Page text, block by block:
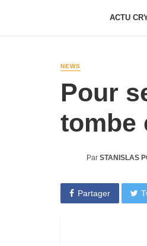
ACTU
NEWS
Pour
tombe
Par STANISLAS
Partager